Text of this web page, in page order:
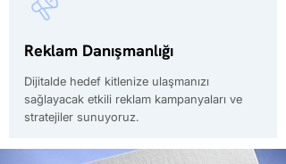
Reklam Danışmanlığı
Dijitalde hedef kitlenize ulaşmanızı
sağlayacak etkili reklam kampanyaları ve
stratejiler sunuyoruz.